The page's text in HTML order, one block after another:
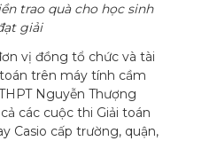
trao quà cho học sinh
giải
vị đồng tổ chức và tài
trên máy tính cầm
Nguyễn Thượng
các cuộc thi Giải toán
Casio cấp trường, quận,